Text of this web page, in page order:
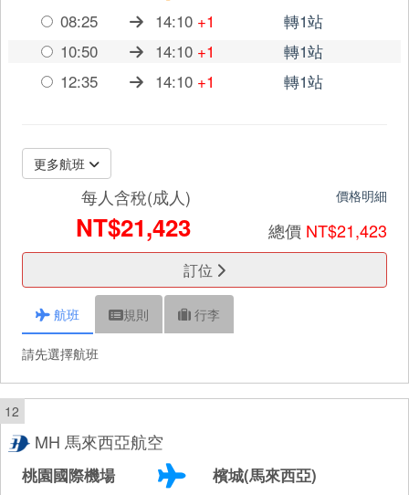
08:25
14:10 +1
轉1站
10:50
14:10 +1
轉1站
12:35
14:10 +1 轉1站
更多航班
每人含稅(成人)
NT$21,423
價格明細
總價 NT$21,423
訂位
航班 規則 行李
請先選擇航班
12
MH 馬來西亞航空
桃園國際機場
檳城(馬來西亞)